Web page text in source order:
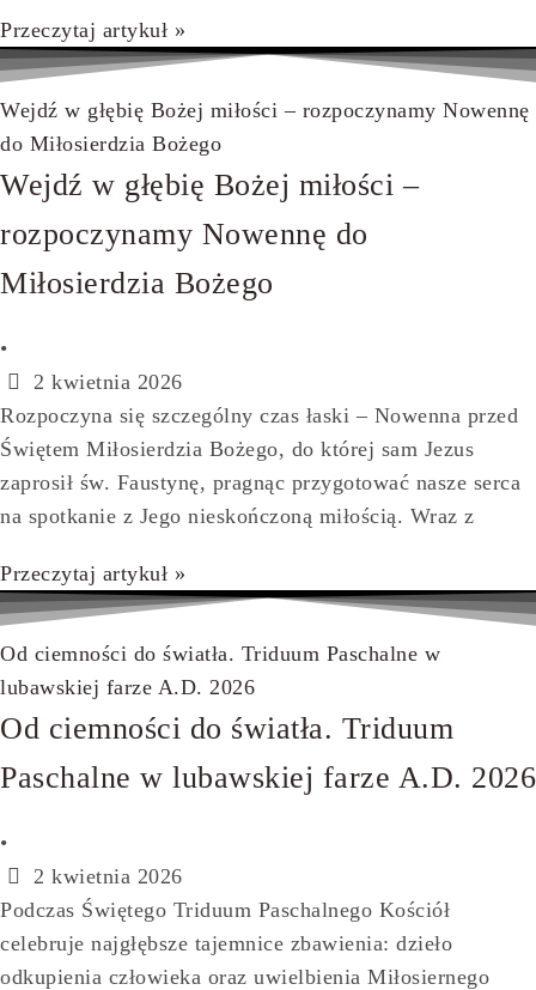
Przeczytaj artykuł »
Wejdź w głębię Bożej miłości – rozpoczynamy Nowennę
do Miłosierdzia Bożego
Wejdź w głębię Bożej miłości –
rozpoczynamy Nowennę do
Miłosierdzia Bożego
•
2 kwietnia 2026
Rozpoczyna się szczególny czas łaski – Nowenna przed
Świętem Miłosierdzia Bożego, do której sam Jezus
zaprosił św. Faustynę, pragnąc przygotować nasze serca
na spotkanie z Jego nieskończoną miłością. Wraz z
Przeczytaj artykuł »
Od ciemności do światła. Triduum Paschalne w
lubawskiej farze A.D. 2026
Od ciemności do światła. Triduum
Paschalne w lubawskiej farze A.D. 2026
•
2 kwietnia 2026
Podczas Świętego Triduum Paschalnego Kościół
celebruje najgłębsze tajemnice zbawienia: dzieło
odkupienia człowieka oraz uwielbienia Miłosiernego